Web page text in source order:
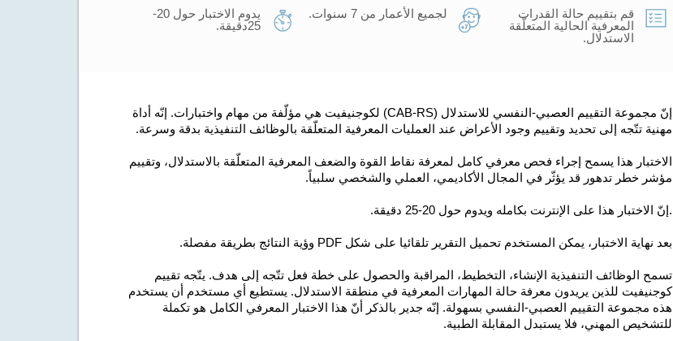
قم بتقييم حالة القدرات
المعرفية الحالية المتعلّقة
الاستدلال.
لجميع الأعمار من 7 سنوات.
يدوم الاختبار حول 20-
25دقيقة.
إنّ مجموعة التقييم العصبي-النفسي للاستدلال (CAB-RS) لكوجنيفيت هي مؤلّفة من مهام واختبارات. إنّه أداة
مهنية تتّجه إلى تحديد وتقييم وجود الأعراض عند العمليات المعرفية المتعلّقة بالوظائف التنفيذية بدقة وسرعة.
الاختبار هذا يسمح إجراء فحص معرفي كامل لمعرفة نقاط القوة والضعف المعرفية المتعلّقة بالاستدلال، وتقييم
مؤشر خطر تدهور قد يؤثّر في المجال الأكاديمي، العملي والشخصي سلبياً.
.إنّ الاختبار هذا على الإنترنت بكامله ويدوم حول 20-25 دقيقة.
بعد نهاية الاختبار، يمكن المستخدم تحميل التقرير تلقائيا على شكل PDF وؤية النتائج بطريقة مفصلة.
تسمح الوظائف التنفيذية الإنشاء، التخطيط، المراقبة والحصول على خطة فعل تتّجه إلى هدف. يتّجه تقييم
كوجنيفيت للذين يريدون معرفة حالة المهارات المعرفية في منطقة الاستدلال. يستطيع أي مستخدم أن يستخدم
هذه مجموعة التقييم العصبي-النفسي بسهولة. إنّه جدير بالذكر أنّ هذا الاختبار المعرفي الكامل هو تكملة
للتشخيص المهني، فلا يستبدل المقابلة الطبية.